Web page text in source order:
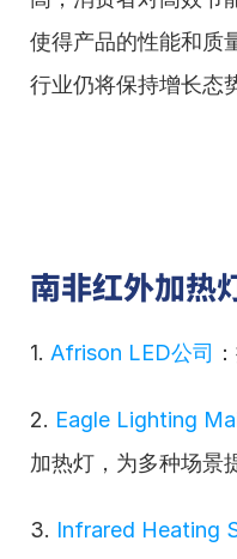
使得产品的性能和质
行业仍将保持增长态
南非红外加热
1. Afrison LED公司
2. Eagle Lighting
加热灯，为多种场景
3. Infrared Heating